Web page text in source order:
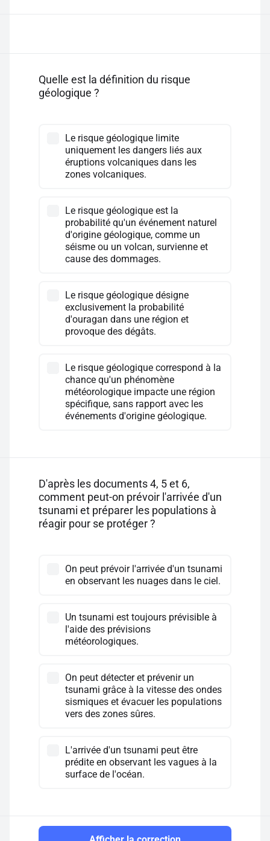
Quelle est la définition du risque
géologique ?
Le risque géologique limite
uniquement les dangers liés aux
éruptions volcaniques dans les
zones volcaniques.
Le risque géologique est la
probabilité qu'un événement naturel
d'origine géologique, comme un
séisme ou un volcan, survienne et
cause des dommages.
Le risque géologique désigne
exclusivement la probabilité
d'ouragan dans une région et
provoque des dégâts.
Le risque géologique correspond à la
chance qu'un phénomène
météorologique impacte une région
spécifique, sans rapport avec les
événements d'origine géologique.
D'après les documents 4, 5 et 6,
comment peut-on prévoir l'arrivée d'un
tsunami et préparer les populations à
réagir pour se protéger ?
On peut prévoir l'arrivée d'un tsunami
en observant les nuages dans le ciel.
Un tsunami est toujours prévisible à
l'aide des prévisions
météorologiques.
On peut détecter et prévenir un
tsunami grâce à la vitesse des ondes
sismiques et évacuer les populations
vers des zones sûres.
L'arrivée d'un tsunami peut être
prédite en observant les vagues à la
surface de l'océan.